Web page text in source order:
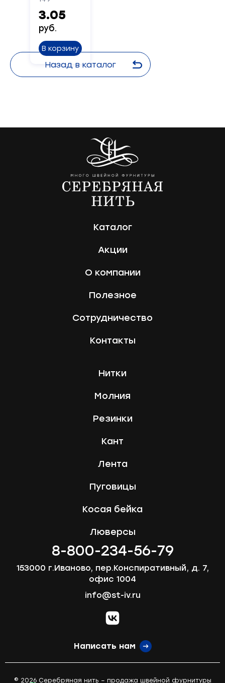
3.05
руб.
В корзину
Назад в каталог
Каталог
Акции
О компании
Полезное
Сотрудничество
Контакты
Нитки
Молния
Резинки
Кант
Лента
Пуговицы
Косая бейка
Люверсы
8-800-234-56-79
153000 г.Иваново, пер.Конспиративный, д. 7,
офис 1004
info@st-iv.ru
vk.com
Написать нам
© 2026 Серебряная нить – продажа швейной фурнитуры